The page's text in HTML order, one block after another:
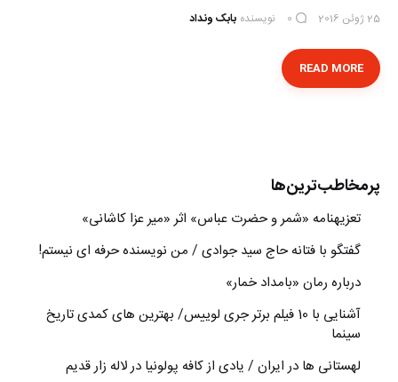
25 ژوئن 2016 0 نویسنده بابک ونداد
READ MORE
پرمخاطب‌ترین‌ها
تعزیه‎نامه‏ «شمر و حضرت عباس» اثر «میر عزا کاشانی»
گفتگو با فتانه حاج سید جوادی / من نویسنده حرفه ای نیستم!
درباره رمان «بامداد خمار»
آشنایی با 10 فیلم برتر جری لوییس/ بهترین های کمدی تاریخ
سینما
لهستانی ها در ایران / یادی از کافه پولونیا در لاله زار قدیم